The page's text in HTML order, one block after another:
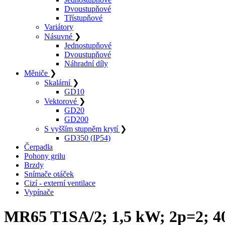
Dvoustupňové
Třístupňové
Variátory
Násuvné ❯
Jednostupňové
Dvoustupňové
Náhradní díly
Měniče ❯
Skalární ❯
GD10
Vektorové ❯
GD20
GD200
S vyšším stupněm krytí ❯
GD350 (IP54)
Čerpadla
Pohony grilu
Brzdy
Snímače otáček
Cizí - externí ventilace
Vypínače
MR65 T1SA/2; 1,5 kW; 2p=2;